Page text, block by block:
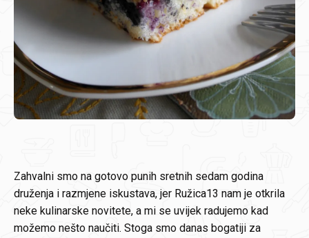
Zahvalni smo na gotovo punih sretnih sedam godina
druženja i razmjene iskustava, jer Ružica13 nam je otkrila
neke kulinarske novitete, a mi se uvijek radujemo kad
možemo nešto naučiti. Stoga smo danas bogatiji za